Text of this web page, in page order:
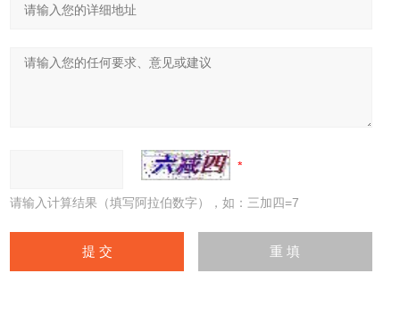
请输入计算结果（填写阿拉伯数字），如：三加四=7